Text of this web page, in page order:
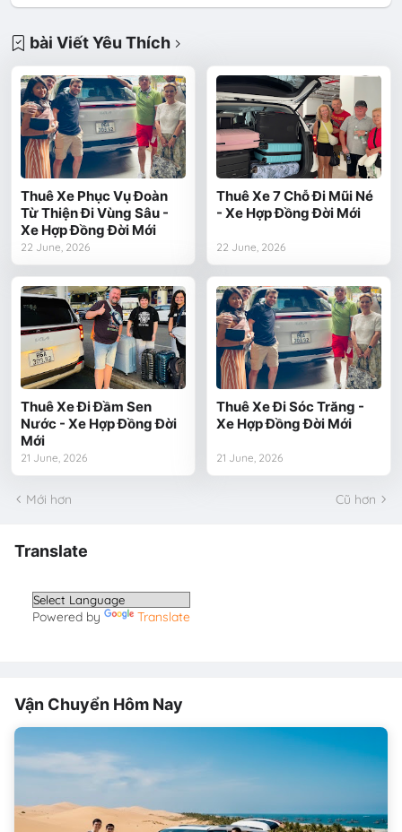
bài Viết Yêu Thích
Thuê Xe Phục Vụ Đoàn
Từ Thiện Đi Vùng Sâu -
Xe Hợp Đồng Đời Mới
22 June, 2026
Thuê Xe 7 Chỗ Đi Mũi Né
- Xe Hợp Đồng Đời Mới
22 June, 2026
Thuê Xe Đi Đầm Sen
Nước - Xe Hợp Đồng Đời
Mới
21 June, 2026
Thuê Xe Đi Sóc Trăng -
Xe Hợp Đồng Đời Mới
21 June, 2026
Mới hơn Cũ hơn
Translate
Powered by Translate
Vận Chuyển Hôm Nay